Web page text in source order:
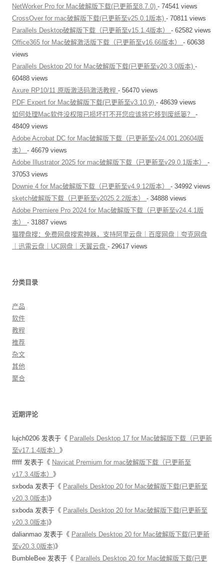
NetWorker Pro for Mac破解版下载(已更新至8.7.0) - 74541 views
CrossOver for mac破解版下载(已更新至v25.0.1版本) - 70811 views
Parallels Desktop破解版下载（已更新至v15.1.4版本） - 62582 views
Office365 for Mac破解激活版下载（已更新至v16.66版本） - 60638
views
Parallels Desktop 20 for Mac破解版下载(已更新至v20.3.0版本) -
60488 views
Axure RP10/11 原版激活码激活教程 - 56470 views
PDF Expert for Mac破解版下载(已更新至v3.10.9) - 48639 views
如何处理Mac软件没权限已损坏打不开您应该将它移到废纸篓？ -
48409 views
Adobe Acrobat DC for Mac破解版下载（已更新至v24.001.20604版
本） - 46679 views
Adobe Illustrator 2025 for mac破解版下载（已更新至v29.0.1版本） -
37053 views
Downie 4 for Mac破解版下载（已更新至v4.9.12版本） - 34992 views
sketch破解版下载（已更新至v2025.2.2版本） - 34888 views
Adobe Premiere Pro 2024 for Mac破解版下载（已更新至v24.4.1版
本） - 31887 views
猫狸盘搜：免费网盘搜索神器，支持阿里云盘｜百度网盘｜夸克网盘
｜迅雷云盘｜UC网盘｜天翼云盘 - 29617 views
分类目录
产品
软件
教程
推荐
杂文
其他
聚合
近期评论
lujch0206 发表于《 Parallels Desktop 17 for Mac破解版下载（已更新
至v17.1.4版本） 》
fffff 发表于《 Navicat Premium for mac破解版下载（已更新至
v17.3.4版本） 》
sxboda发表于《 Parallels Desktop 20 for Mac破解版下载(已更新至
v20.3.0版本)》
sxboda发表于《 Parallels Desktop 20 for Mac破解版下载(已更新至
v20.3.0版本)》
dalianmao 发表于《 Parallels Desktop 20 for Mac破解版下载(已更新
至v20.3.0版本)》
BumbleBee 发表于《 Parallels Desktop 20 for Mac破解版下载(已更